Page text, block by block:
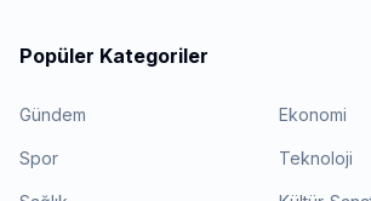
Popüler Kategoriler
Gündem Ekonomi
Spor Teknoloji